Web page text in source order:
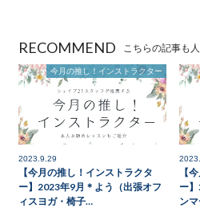
RECOMMEND こちらの記事も人
今月の推し！インストラクター
2023.9.29
【今月の推し！インストラクタ
ー】2023年9月＊よう（出張オフ
ィスヨガ・椅子…
【
ー
ン